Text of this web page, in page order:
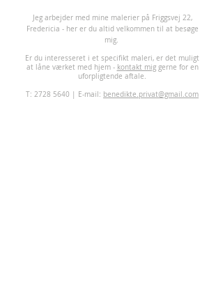
eg arbejder med mine malerier på Friggsvej 22,
Fredericia - her er du altid velkommen til at besøge
mig.
Er du interesseret i et specifikt maleri, er det muligt
at låne værket med hjem - kontakt miggerne for en
uforpligtende aftale.
T: 2728 5640 | E-mail: benedikte.privat@gmail.com